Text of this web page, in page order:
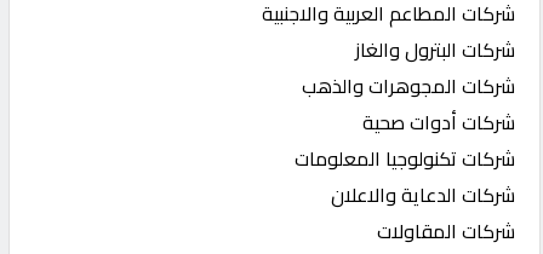
شركات المطاعم العربية والاجنبية
شركات البترول والغاز
شركات المجوهرات والذهب
شركات أدوات صحية
شركات تكنولوجيا المعلومات
شركات الدعاية والاعلان
شركات المقاولات